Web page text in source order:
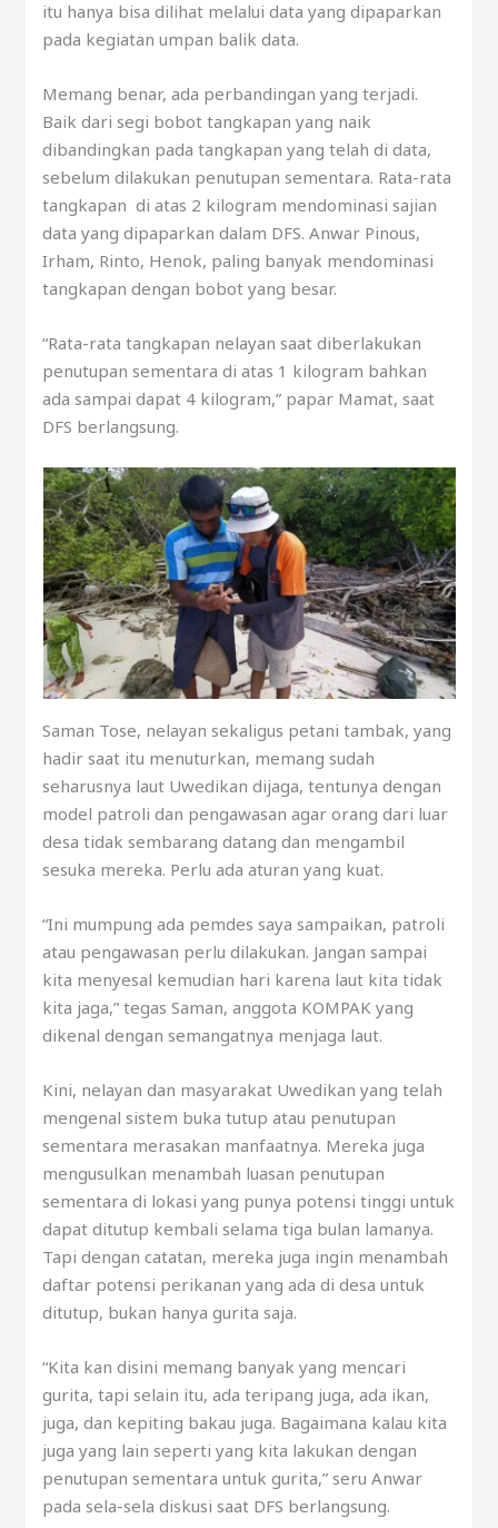
itu hanya bisa dilihat melalui data yang dipaparkan
pada kegiatan umpan balik data.
Memang benar, ada perbandingan yang terjadi.
Baik dari segi bobot tangkapan yang naik
dibandingkan pada tangkapan yang telah di data,
sebelum dilakukan penutupan sementara. Rata-rata
tangkapan di atas 2 kilogram mendominasi sajian
data yang dipaparkan dalam DFS. Anwar Pinous,
Irham, Rinto, Henok, paling banyak mendominasi
tangkapan dengan bobot yang besar.
“Rata-rata tangkapan nelayan saat diberlakukan
penutupan sementara di atas 1 kilogram bahkan
ada sampai dapat 4 kilogram,” papar Mamat, saat
DFS berlangsung.
Saman Tose, nelayan sekaligus petani tambak, yang
hadir saat itu menuturkan, memang sudah
seharusnya laut Uwedikan dijaga, tentunya dengan
model patroli dan pengawasan agar orang dari luar
desa tidak sembarang datang dan mengambil
sesuka mereka. Perlu ada aturan yang kuat.
“Ini mumpung ada pemdes saya sampaikan, patroli
atau pengawasan perlu dilakukan. Jangan sampai
kita menyesal kemudian hari karena laut kita tidak
kita jaga,” tegas Saman, anggota KOMPAK yang
dikenal dengan semangatnya menjaga laut.
Kini, nelayan dan masyarakat Uwedikan yang telah
mengenal sistem buka tutup atau penutupan
sementara merasakan manfaatnya. Mereka juga
mengusulkan menambah luasan penutupan
sementara di lokasi yang punya potensi tinggi untuk
dapat ditutup kembali selama tiga bulan lamanya.
Tapi dengan catatan, mereka juga ingin menambah
daftar potensi perikanan yang ada di desa untuk
ditutup, bukan hanya gurita saja.
“Kita kan disini memang banyak yang mencari
gurita, tapi selain itu, ada teripang juga, ada ikan,
juga, dan kepiting bakau juga. Bagaimana kalau kita
juga yang lain seperti yang kita lakukan dengan
penutupan sementara untuk gurita,” seru Anwar
pada sela-sela diskusi saat DFS berlangsung.